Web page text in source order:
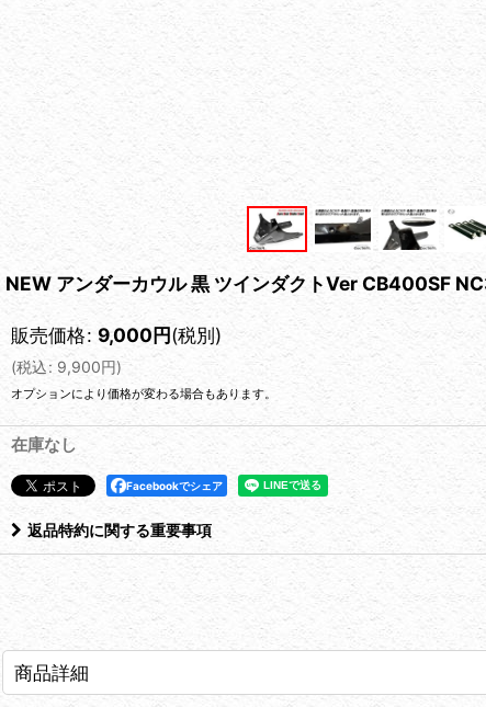
NEW アンダーカウル 黒 ツインダクトVer CB400SF
販売価格: 9,000円(税別)
(税込: 9,900円)
オプションにより価格が変わる場合もあります。
在庫なし
Facebookでシェア
返品特約に関する重要事項
商品詳細